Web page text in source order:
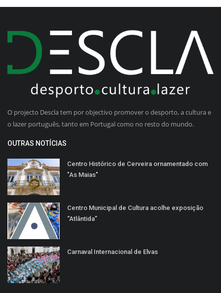
O projecto Descla tem por objectivo promover o desporto, a cultura e
o lazer português, tanto em Portugal como no resto do mundo.
OUTRAS NOTÍCIAS
Centro Histórico de Cerveira ornamentado com
"As Maias"
Centro Municipal de Cultura acolhe exposição
“Atlântida”
Carnaval Internacional de Elvas